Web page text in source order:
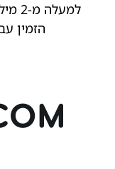
הזמין עבורך 24/7 לכל